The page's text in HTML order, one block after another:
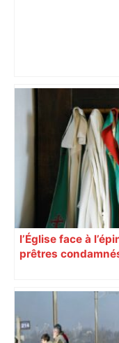
Près de Toulouse
économique, un
fermé en fin de
déviations –
l’Église face à
prêtres